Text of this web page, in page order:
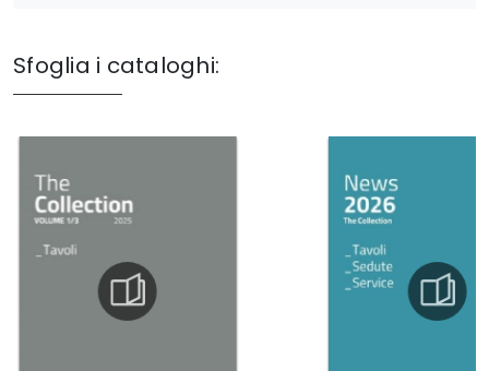
Sfoglia i cataloghi: